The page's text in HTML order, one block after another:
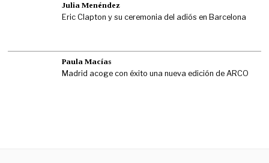
Julia Menéndez
Eric Clapton y su ceremonia del adiós en Barcelona
Paula Macías
Madrid acoge con éxito una nueva edición de ARCO